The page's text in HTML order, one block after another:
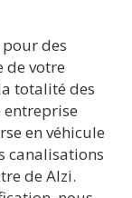
des
de votre
totalité des
entreprise
en véhicule
canalisations
de Alzi.